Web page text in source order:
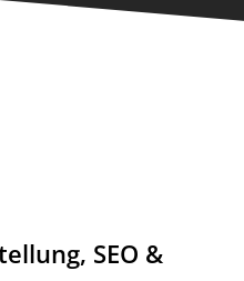
SEO &